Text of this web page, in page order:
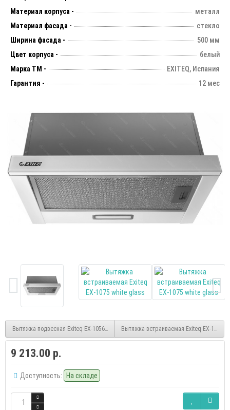
Материал корпуса -
металл
Материал фасада -
стекло
Ширина фасада -
500 мм
Цвет корпуса -
белый
Марка ТМ -
EXITEQ, Испания
Гарантия -
12 мес
Вытяжка подвесная Exiteq EX-1056 white Вытяжка встраиваемая Exiteq EX-1076
9 213.00 р.
Доступность: На складе